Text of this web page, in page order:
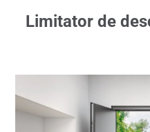
Limitator de